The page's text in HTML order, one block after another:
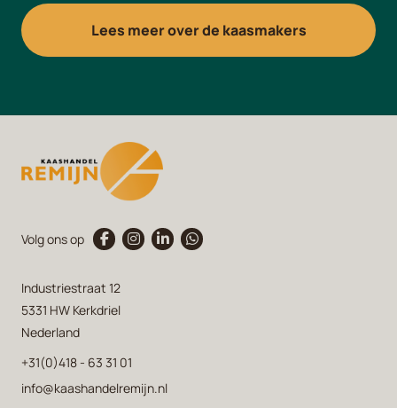
Lees meer over de kaasmakers
Volg ons op
Industriestraat 12
5331 HW Kerkdriel
Nederland
+31(0)418 - 63 31 01
info@kaashandelremijn.nl